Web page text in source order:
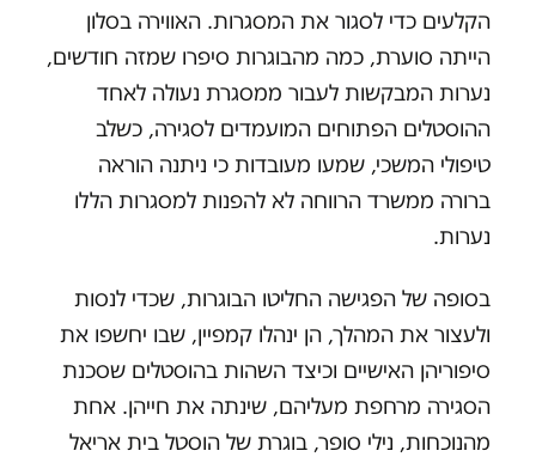
הקלעים כדי לסגור את המסגרות. האווירה בסלון
הייתה סוערת, כמה מהבוגרות סיפרו שמזה חודשים,
נערות המבקשות לעבור ממסגרת נעולה לאחד
ההוסטלים הפתוחים המועמדים לסגירה, כשלב
טיפולי המשכי, שמעו מעובדות כי ניתנה הוראה
ברורה ממשרד הרווחה לא להפנות למסגרות הללו
נערות.
בסופה של הפגישה החליטו הבוגרות, שכדי לנסות
ולעצור את המהלך, הן ינהלו קמפיין, שבו יחשפו את
סיפוריהן האישיים וכיצד השהות בהוסטלים שסכנת
הסגירה מרחפת מעליהם, שינתה את חייהן. אחת
מהנוכחות, נילי סופר, בוגרת של הוסטל בית אריאל